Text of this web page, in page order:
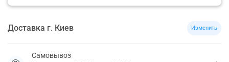
Доставка г. Киев Изменить
Самовывоз